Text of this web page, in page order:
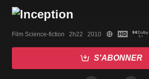
Film Science-fiction   2h22   2010
S'ABONNER